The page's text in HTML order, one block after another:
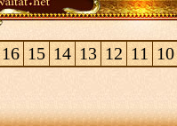
10
11
12
13
14
15
16